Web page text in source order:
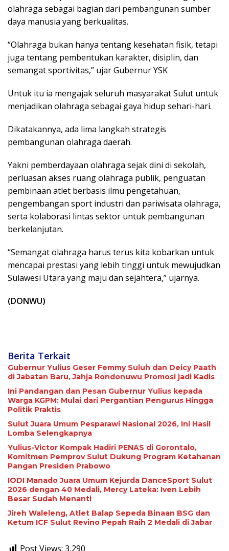
olahraga sebagai bagian dari pembangunan sumber
daya manusia yang berkualitas.
“Olahraga bukan hanya tentang kesehatan fisik, tetapi
juga tentang pembentukan karakter, disiplin, dan
semangat sportivitas,” ujar Gubernur YSK
Untuk itu ia mengajak seluruh masyarakat Sulut untuk
menjadikan olahraga sebagai gaya hidup sehari-hari.
Dikatakannya, ada lima langkah strategis
pembangunan olahraga daerah.
Yakni pemberdayaan olahraga sejak dini di sekolah,
perluasan akses ruang olahraga publik, penguatan
pembinaan atlet berbasis ilmu pengetahuan,
pengembangan sport industri dan pariwisata olahraga,
serta kolaborasi lintas sektor untuk pembangunan
berkelanjutan.
“Semangat olahraga harus terus kita kobarkan untuk
mencapai prestasi yang lebih tinggi untuk mewujudkan
Sulawesi Utara yang maju dan sejahtera,” ujarnya.
(DONWU)
Berita Terkait
Gubernur Yulius Geser Femmy Suluh dan Deicy Paath
di Jabatan Baru, Jahja Rondonuwu Promosi jadi Kadis
Ini Pandangan dan Pesan Gubernur Yulius kepada
Warga KGPM: Mulai dari Pergantian Pengurus Hingga
Politik Praktis
Sulut Juara Umum Pesparawi Nasional 2026, Ini Hasil
Lomba Selengkapnya
Yulius-Victor Kompak Hadiri PENAS di Gorontalo,
Komitmen Pemprov Sulut Dukung Program Ketahanan
Pangan Presiden Prabowo
IODI Manado Juara Umum Kejurda DanceSport Sulut
2026 dengan 40 Medali, Mercy Lateka: Iven Lebih
Besar Sudah Menanti
Jireh Waleleng, Atlet Balap Sepeda Binaan BSG dan
Ketum ICF Sulut Revino Pepah Raih 2 Medali di Jabar
Post Views: 3,290